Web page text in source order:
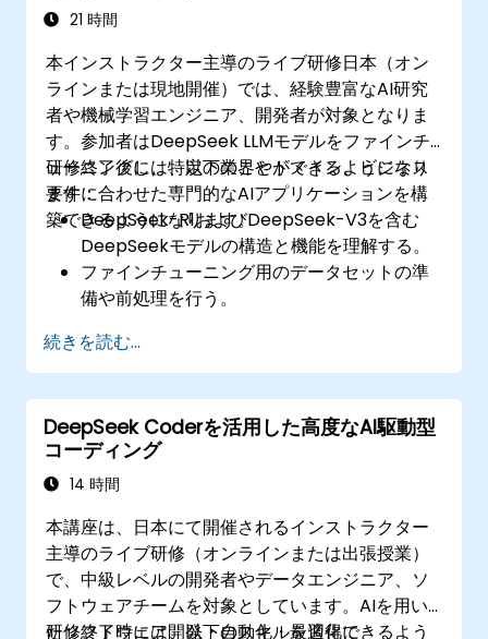
21 時間
本インストラクター主導のライブ研修日本（オン
ラインまたは現地開催）では、経験豊富なAI研究
者や機械学習エンジニア、開発者が対象となりま
す。参加者はDeepSeek LLMモデルをファインチ
ューニングし、特定の業界やドメイン、ビジネス
要件に合わせた専門的なAIアプリケーションを構
築できるようになります。
研修終了後には、以下のことができるようになり
ます：
DeepSeek-R1およびDeepSeek-V3を含む
DeepSeekモデルの構造と機能を理解する。
ファインチューニング用のデータセットの準
備や前処理を行う。
てDeepSeek LLMをファインチューニングす
る。
最適化された形でファインチューニング済み
モデルを効率的に展開・運用する。
続きを読む...
DeepSeek Coderを活用した高度なAI駆動型
コーディング
14 時間
本講座は、日本にて開催されるインストラクター
主導のライブ研修（オンラインまたは出張授業）
で、中級レベルの開発者やデータエンジニア、ソ
フトウェアチームを対象としています。AIを用い
たソフトウェア開発・自動化・最適化に
研修終了時には、以下のスキルを習得できるよう